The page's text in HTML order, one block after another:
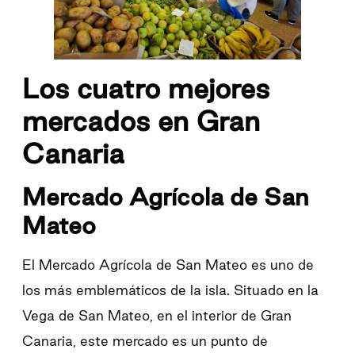
Los cuatro mejores
mercados en Gran
Canaria
Mercado Agrícola de San
Mateo
El Mercado Agrícola de San Mateo es uno de
los más emblemáticos de la isla. Situado en la
Vega de San Mateo, en el interior de Gran
Canaria, este mercado es un punto de